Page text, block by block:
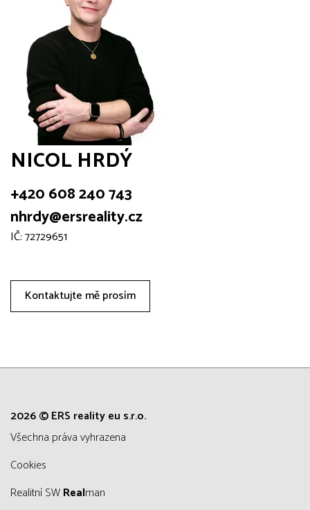
NICOL HRDÝ
+420 608 240 743
nhrdy@ersreality.cz
IČ: 72729651
Kontaktujte mě prosím
2026 © ERS reality eu s.r.o.
všechna práva vyhrazena
Cookies
Realitní SWRealman